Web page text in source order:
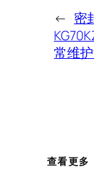
← 密
常维
查看更多